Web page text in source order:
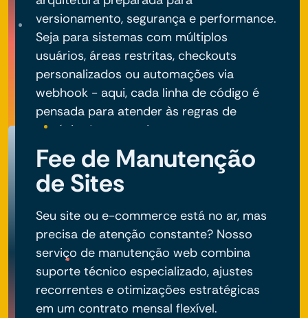
versionamento, segurança e performance.
Seja para sistemas com múltiplos
usuários, áreas restritas, checkouts
personalizados ou automações via
webhook - aqui, cada linha de código é
pensada para atender às regras de
negócio do seu projeto.
Fee de Manutenção
de Sites
Seu site ou e-commerce está no ar, mas
precisa de atenção constante? Nosso
serviço de manutenção web combina
suporte técnico especializado, ajustes
recorrentes e otimizações estratégicas
em um contrato mensal flexível.